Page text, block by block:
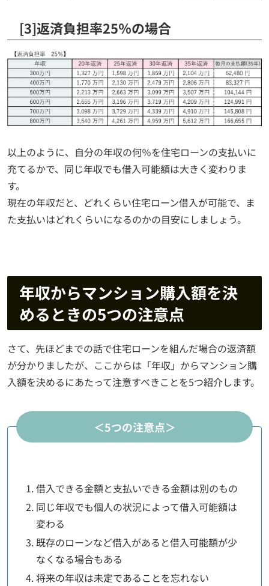
[3]返済負担率25％の場合
以上のように、自分の年収の何％を住宅ローンの支払いに
充てるかで、同じ年収でも借入可能額は大きく変わりま
す。
現在の年収だと、どれくらい住宅ローン借入が可能で、ま
た支払いはどれくらいになるのかの目安にしましょう。
年収からマンション購入額を決
めるときの5つの注意点
さて、先ほどまでの話で住宅ローンを組んだ場合の返済額
が分かりましたが、ここからは「年収」からマンション購
入額を決めるにあたって注意すべきことを5つ紹介します。
＜5つの注意点＞
借入できる金額と支払いできる金額は別のもの
同じ年収でも個人の状況によって借入可能額は
変わる
既存のローンなど借入があると借入可能額が少
なくなる場合もある
将来の年収は未定であることを忘れない